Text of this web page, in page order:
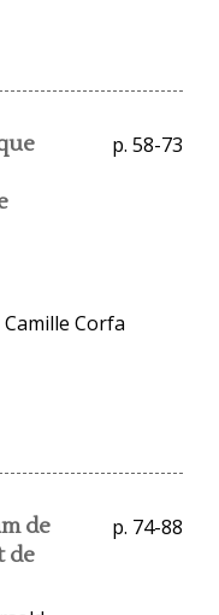
p. 58-73
Corfa
de
de
p. 74-88